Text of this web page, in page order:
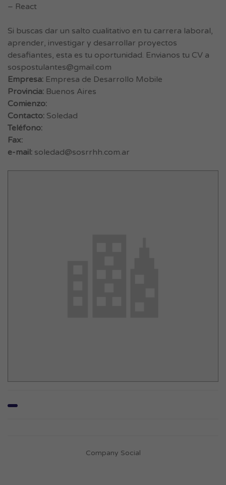
– React
Si buscas dar un salto cualitativo en tu carrera laboral,
aprender, investigar y desarrollar proyectos
desafiantes, esta es tu oportunidad. Envianos tu CV a
sospostulantes@gmail.com
Empresa: Empresa de Desarrollo Mobile
Provincia: Buenos Aires
Comienzo:
Contacto: Soledad
Teléfono:
Fax:
e-mail: soledad@sosrrhh.com.ar
Company Social